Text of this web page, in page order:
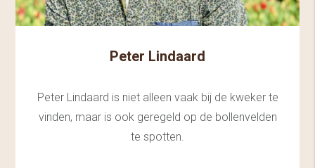
Peter Lindaard
Peter Lindaard is niet alleen vaak bij de kweker te
vinden, maar is ook geregeld op de bollenvelden
te spotten.